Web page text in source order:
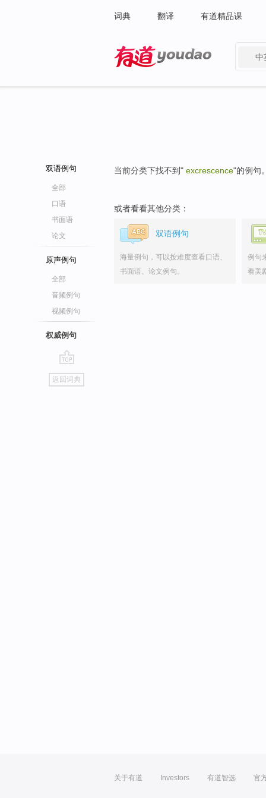
词典 翻译 有道精品课
中
双语例句
全部
口语
书面语
论文
原声例句
全部
音频例句
视频例句
权威例句
go
top
返回词典
当前分类下找不到" excrescence"的例句。
或者看看其他分类：
双语例句
海量例句，可以按难度查看口语、
书面语、论文例句。
例句
看美
关于有道 Investors 有道智选 官